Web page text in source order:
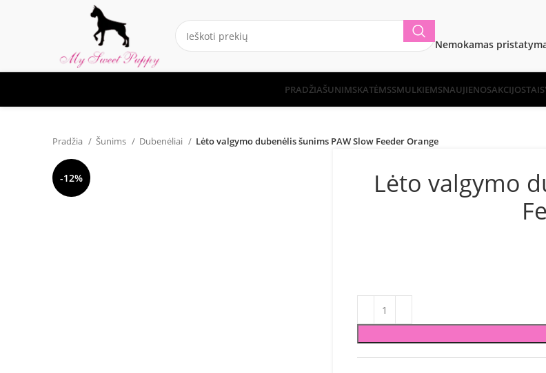
Nemokamas
PRADŽIAŠUNIMSKATĖMSSMULKIEMSNAUJIENOSAKCIJOS
Pradžia Šunims Dubenėliai Lėto valgymo dubenėlis šunims PAW Slow Feeder Orange
-12%
Lėto valgymo